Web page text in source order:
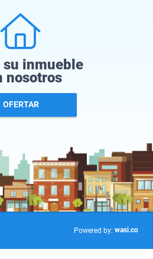
inmueble
nosotros
OFERTAR
Powered by: wasi.co